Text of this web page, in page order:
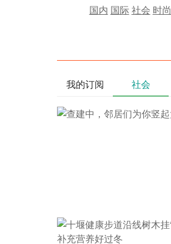
国内 国际社会 时尚
我的订阅 社会